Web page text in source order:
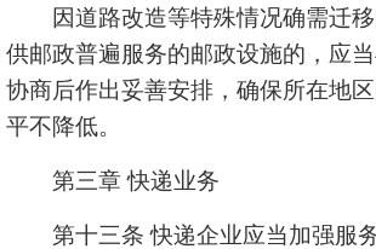
因道路改造等特殊情况确需迁移
供邮政普遍服务的邮政设施的，应
协商后作出妥善安排，确保所在地
平不降低。
第三章 快递业务
第十三条 快递企业应当加强服